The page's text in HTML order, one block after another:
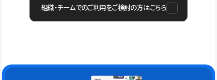
組織・チームでのご利用をご検討の方はこちら